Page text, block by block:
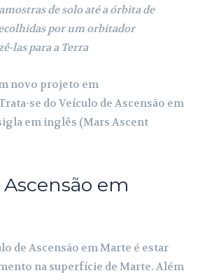
de solo até a órbita de
por um orbitador
las para a Terra
novo projeto em
se do Veículo de Ascensão em
em inglês (Mars Ascent
em
de Ascensão em Marte é estar
na superfície de Marte. Além